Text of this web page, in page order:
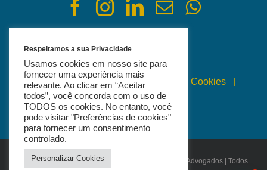
Política de Privacidade |Política de Cookies
Termos de Uso
© Copyright 2021 - 2026 | Bertagnoli Sociedade de Advogados | Todos
Respeitamos a sua Privacidade
Usamos cookies em nosso site para
fornecer uma experiência mais
relevante. Ao clicar em “Aceitar
todos”, você concorda com o uso de
TODOS os cookies. No entanto, você
pode visitar "Preferências de cookies"
para fornecer um consentimento
controlado.
Personalizar Cookies